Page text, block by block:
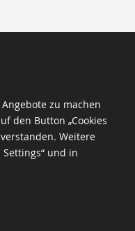
zu machen
den Button „Cookies
Weitere
und in